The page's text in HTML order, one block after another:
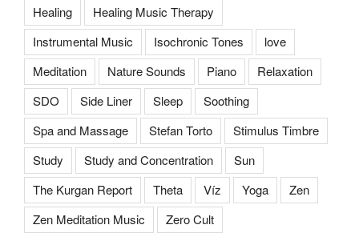
Healing
Healing Music Therapy
Instrumental Music
Isochronic Tones
love
Meditation
Nature Sounds Piano
Relaxation
SDO
Side Liner Sleep
Soothing
Spa and Massage
Stefan Torto
Stimulus Timbre
Study
Study and Concentration
Sun
The Kurgan Report
Theta Víz Yoga
Zen
Zen Meditation Music
Zero Cult